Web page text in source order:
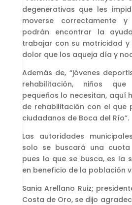
degenerativas que les
moverse correctamente
podrán encontrar la
trabajar con su motricidad y
dolor que los aqueja día y
Además de, “jóvenes
rehabilitación, niños
pequeños lo necesitan, aquí
de rehabilitación con el que
ciudadanos de Boca del Río”.
Las autoridades
solo se buscará una cuota
pues lo que se busca, es la
en beneficio de la población
Sania Arellano Ruiz;
Costa de Oro, se dijo